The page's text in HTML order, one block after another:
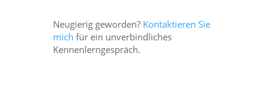
Neugierig geworden? Kontaktieren Sie
mich für ein unverbindliches
Kennenlerngespräch.